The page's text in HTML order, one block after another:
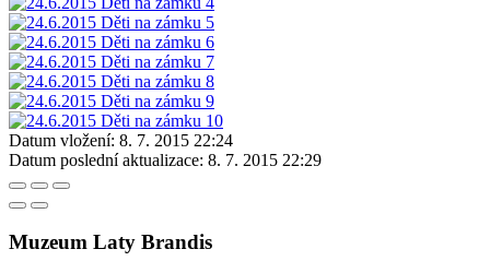
Datum vložení: 8. 7. 2015 22:24
Datum poslední aktualizace: 8. 7. 2015 22:29
Muzeum Laty Brandis